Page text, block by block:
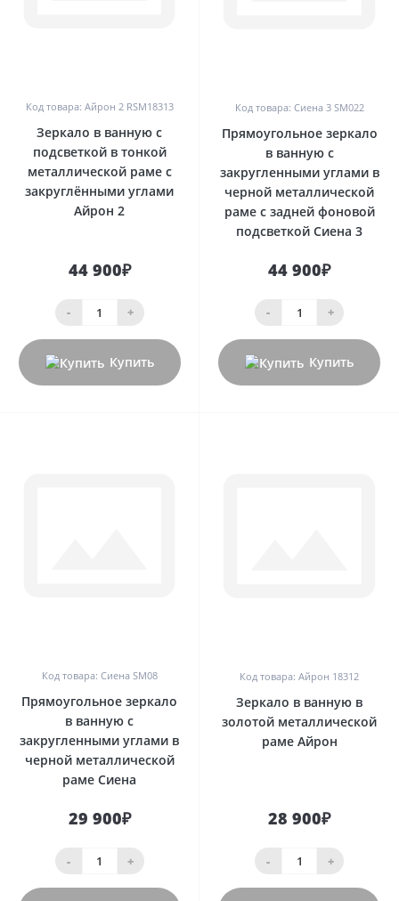
Код товара: Айрон 2 RSM18313
Зеркало в ванную с
подсветкой в тонкой
металлической раме с
закруглёнными углами
Айрон 2
44 900₽
- +
Купить
Код товара: Сиена 3 SM022
Прямоугольное зеркало
в ванную с
закругленными углами в
черной металлической
раме с задней фоновой
подсветкой Сиена 3
44 900₽
- +
Купить
Код товара: Сиена SM08
Прямоугольное зеркало
в ванную с
закругленными углами в
черной металлической
раме Сиена
29 900₽
- +
Код товара: Айрон 18312
Зеркало в ванную в
золотой металлической
раме Айрон
28 900₽
- +